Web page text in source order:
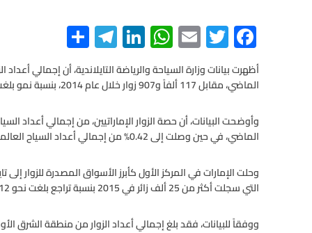
F
ac
e
b
o
o
k
T
wi
tt
er
E
m
ail
W
h
at
A
p
p
Li
n
ke
dI
n
Te
le
gr
a
m
S
h
ar
الماضي، مقابل 117 ألفاً و907 زوار خلال عام 2014، بنسبة نمو بلغت 5.7%.
الماضي، في حين وصلت إلى 0.42% من إجمالي أعداد السياح العالميين الذين زاروا تايلاند.
التي سجلت أكثر من 25 ألف زائر في 2015 بنسبة تراجع بلغت نحو 12%.